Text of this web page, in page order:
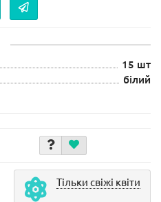
15 шт
білий
Тільки свіжі квіти